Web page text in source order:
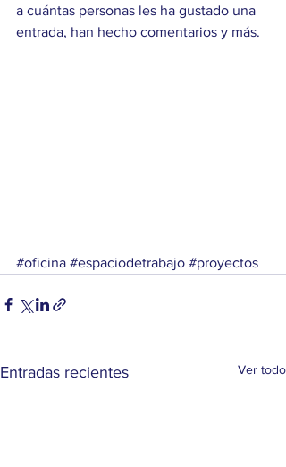
a cuántas personas les ha gustado una
entrada, han hecho comentarios y más.
#oficina #espaciodetrabajo #proyectos
Entradas recientes Ver todo